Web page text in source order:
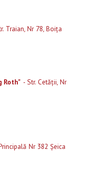
Traian, Nr 78, Boița
Roth" - Str. Cetății, Nr
Nr 382 Șeica